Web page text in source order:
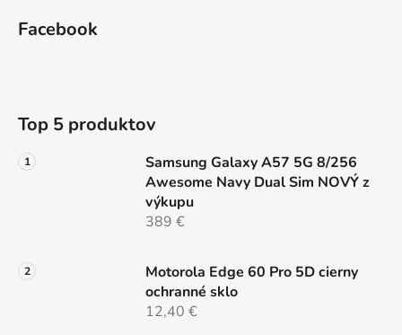
Facebook
Top 5 produktov
Samsung Galaxy A57 5G 8/256
Awesome Navy Dual Sim NOVÝ z
výkupu
389 €
Motorola Edge 60 Pro 5D cierny
ochranné sklo
12,40 €